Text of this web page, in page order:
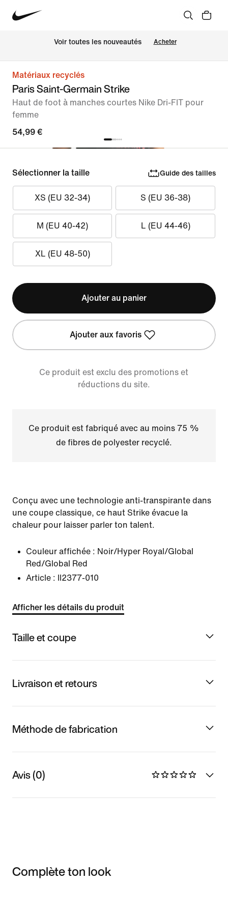
Voir toutes les nouveautés Acheter
Matériaux recyclés
Paris Saint-Germain Strike
Haut de foot à manches courtes Nike Dri-FIT pour
femme
54,99 €
Sélectionner la taille Guide des tailles
XS (EU 32-34) S (EU 36-38)
M (EU 40-42) L (EU 44-46)
XL (EU 48-50)
Ajouter au panier
Ajouter aux favoris
Ce produit est exclu des promotions et
réductions du site.
Ce produit est fabriqué avec au moins 75 %
de fibres de polyester recyclé.
Conçu avec une technologie anti-transpirante dans
une coupe classique, ce haut Strike évacue la
chaleur pour laisser parler ton talent.
Couleur affichée : Noir/Hyper Royal/Global
Red/Global Red
Article :
II2377-010
Afficher les détails du produit
Taille et coupe
Livraison et retours
Méthode de fabrication
Avis (0)
Complète ton look